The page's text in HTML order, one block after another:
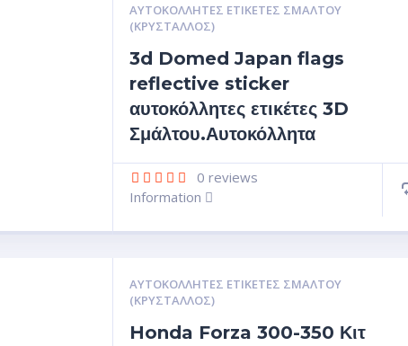
ΑΥΤΟΚΌΛΛΗΤΕΣ ΕΤΙΚΈΤΕΣ ΣΜΆΛΤΟΥ
(ΚΡΥΣΤΑΛΛΟΣ)
3d Domed Japan flags
reflective sticker
αυτοκόλλητες ετικέτες 3D
Σμάλτου.Αυτοκόλλητα
0 reviews
Information
ΑΥΤΟΚΌΛΛΗΤΕΣ ΕΤΙΚΈΤΕΣ ΣΜΆΛΤΟΥ
(ΚΡΥΣΤΑΛΛΟΣ)
Honda Forza 300-350 Κιτ